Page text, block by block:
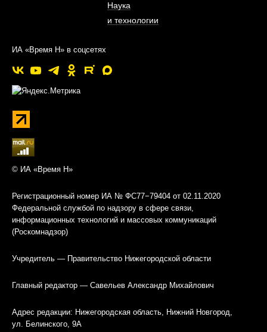
Наука
и технологии
ИА «Время Н» в соцсетях
© ИА «Время Н»
Регистрационный номер ИА № ФС77−79404 от 02.11.2020
Федеральной службой по надзору в сфере связи,
информационных технологий и массовых коммуникаций
(Роскомнадзор)
Учредитель — Правительство Нижегородской области
Главный редактор — Савельев Александр Михайлович
Адрес редакции: Нижегородская область, Нижний Новгород,
ул. Белинского, 9А